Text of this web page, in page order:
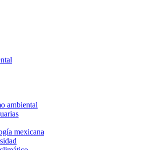
ambiental
mexicana